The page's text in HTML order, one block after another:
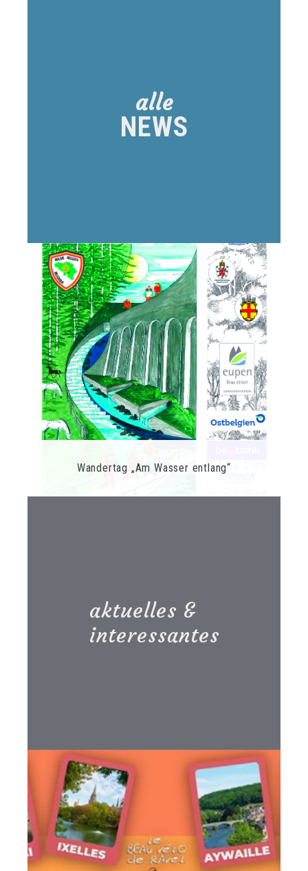
alle
NEWS
Wandertag „Am Wasser entlang“
aktuelles &
interessantes